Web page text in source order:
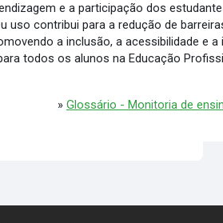
e a participação dos
uso contribui para a redução de
a inclusão, a acessibilidade e a
todos os alunos na Educação
» Glossário - Monitoria de